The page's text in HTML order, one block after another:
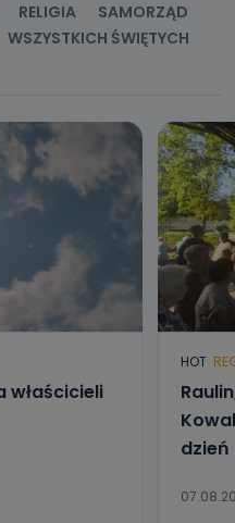
RELIGIA
SAMORZĄD
WSZYSTKICH ŚWIĘTYCH
właścicieli
HOT
dzień